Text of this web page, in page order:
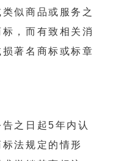
似商品或服务之
，而有致相关消
著名商标或标章
之日起5年内认
法规定的情形